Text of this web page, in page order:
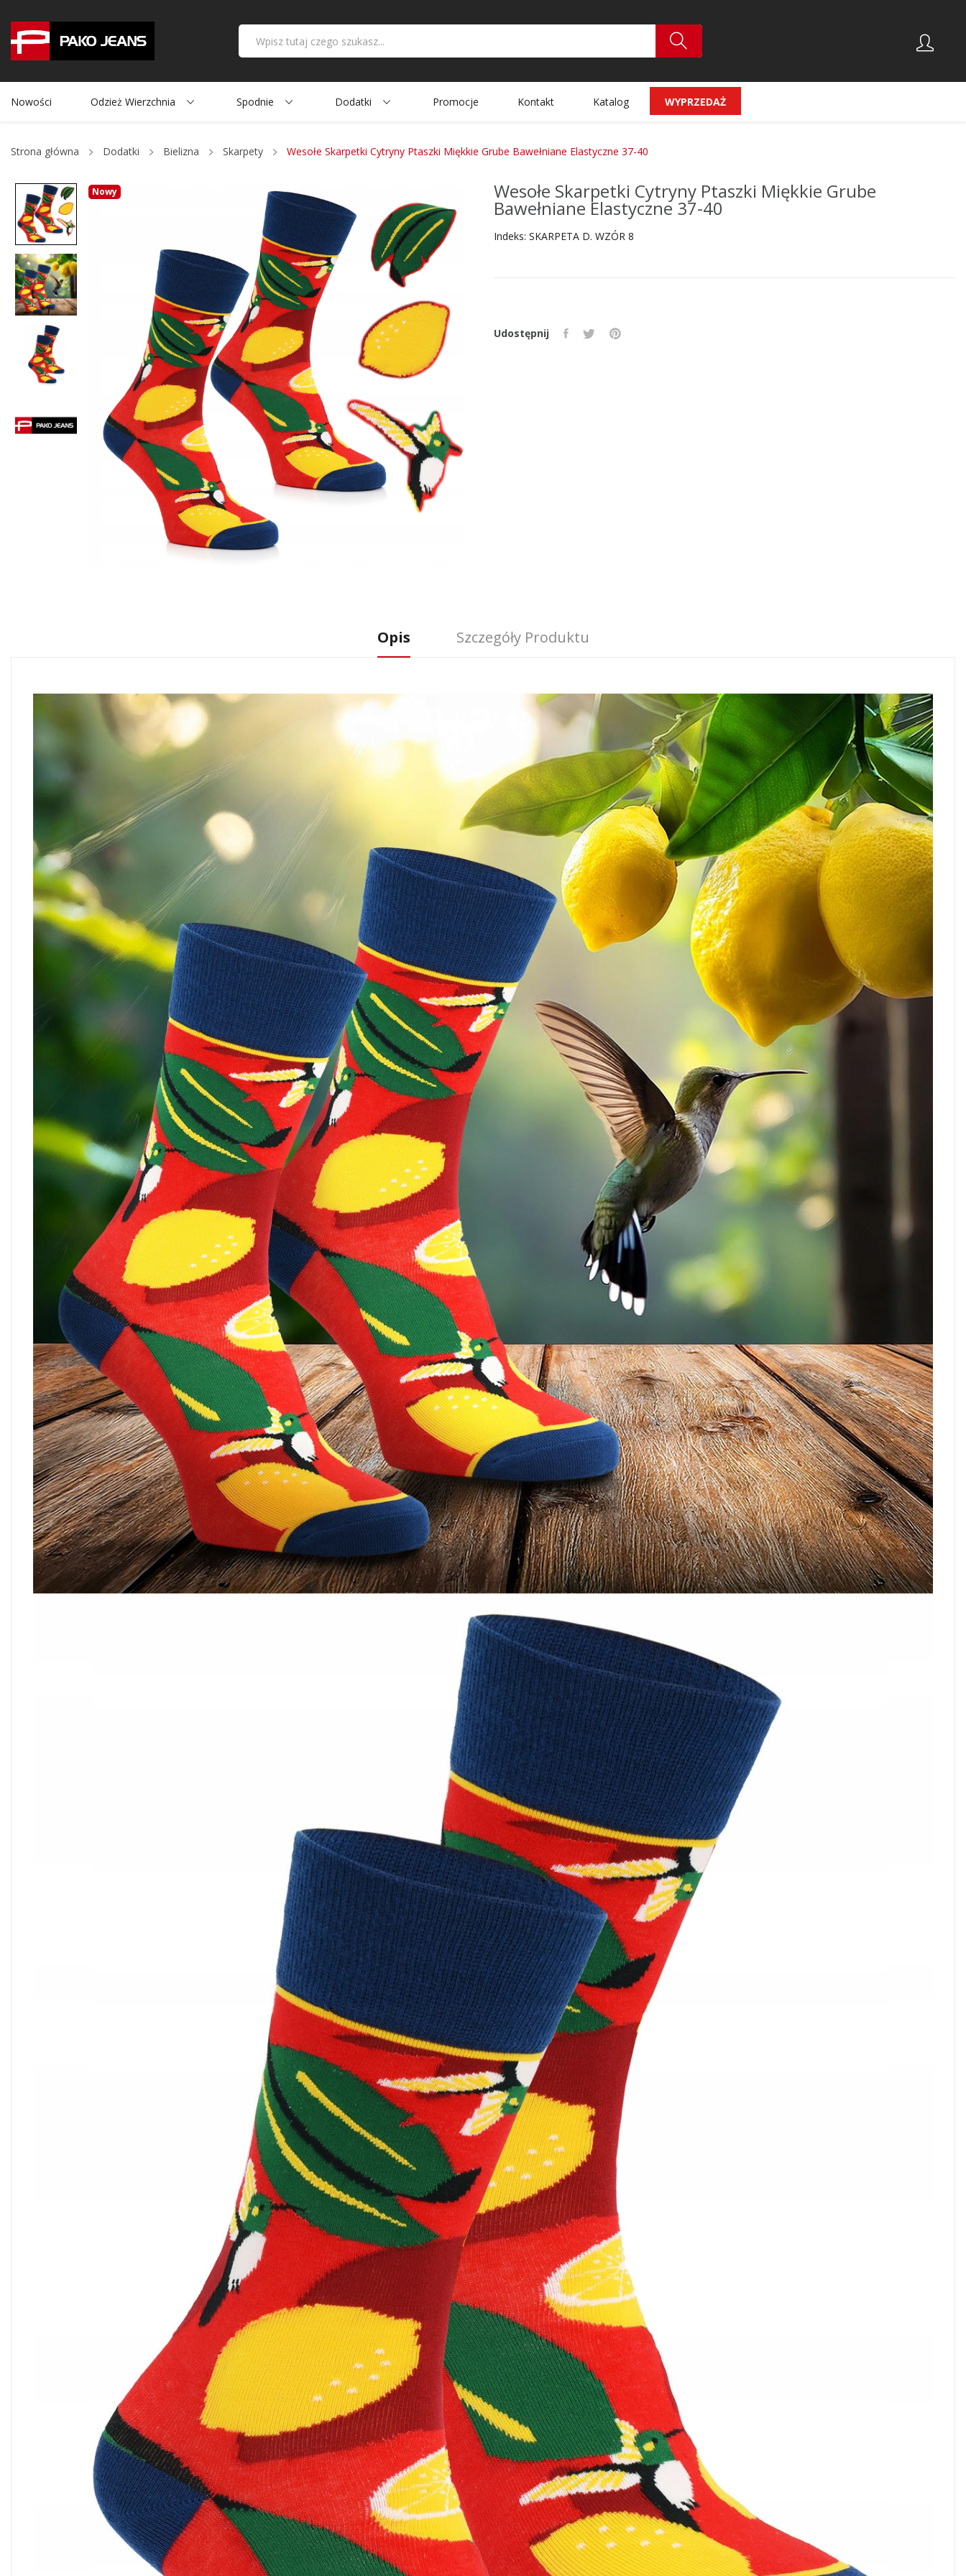
Nowości Odzież Wierzchnia Spodnie Dodatki Promocje Kontakt Katalog WYPRZEDAŻ
Strona główna Dodatki Bielizna Skarpety Wesołe Skarpetki Cytryny Ptaszki Miękkie Grube Bawełniane Elastyczne 37-40
Nowy Wesołe Skarpetki Cytryny Ptaszki Miękkie Grube
Bawełniane Elastyczne 37-40
Indeks: SKARPETA D. WZÓR 8
Udostępnij
Opis Szczegóły Produktu